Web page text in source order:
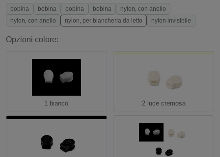
bobina bobina bobina bobina
nylon, con anello
nylon, con anello
nylon, per biancheria da letto nylon invisibile
Opzioni colore:
1 bianco 2 luce cremosa